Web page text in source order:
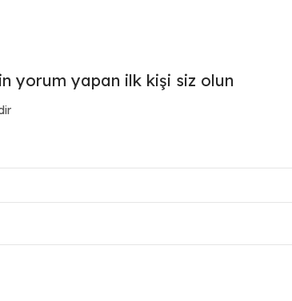
yorum yapan ilk kişi siz olun